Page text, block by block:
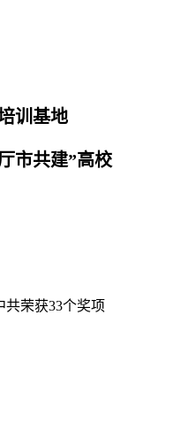
训基地
市共建”高校
共荣获33个奖项